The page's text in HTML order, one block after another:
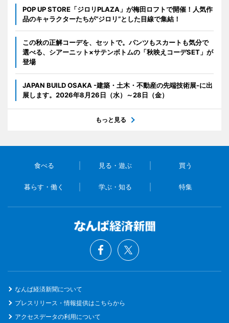
POP UP STORE「ジロリPLAZA」が梅田ロフトで開催！人気作
品のキャラクターたちが“ジロリ”とした目線で集結！
この秋の正解コーデを、セットで。パンツもスカートも気分で
選べる、シアーニット×サテンボトムの「秋映えコーデSET」が
登場
JAPAN BUILD OSAKA -建築・土木・不動産の先端技術展-に出
展します。2026年8月26日（水）～28日（金）
もっと見る
食べる 見る・遊ぶ 買う
暮らす・働く 学ぶ・知る 特集
なんば経済新聞について
プレスリリース・情報提供はこちらから
アクセスデータの利用について